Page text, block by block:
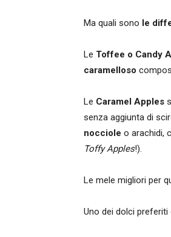
Ma quali sono le
Le Toffee o Candy
caramelloso
Le Caramel Apples
senza aggiunta di
nocciole o arachidi,
Toffy Apples!).
Le mele migliori per
Uno dei dolci